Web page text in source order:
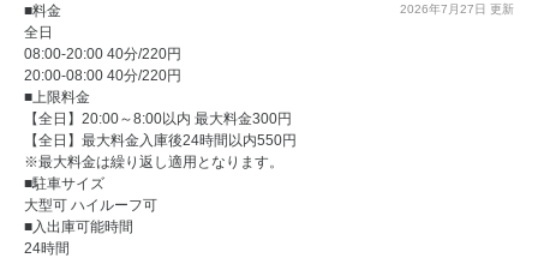
2026年7月27日 更新
■料金
全日
08:00-20:00 40分/220円
20:00-08:00 40分/220円
■上限料金
【全日】20:00～8:00以内 最大料金300円
【全日】最大料金入庫後24時間以内550円
※最大料金は繰り返し適用となります。
■駐車サイズ
大型可 ハイルーフ可
■入出庫可能時間
24時間